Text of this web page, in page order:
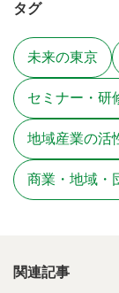
タグ
未来の東京
セミナー・研
地域産業の活
商業・地域・
関連記事